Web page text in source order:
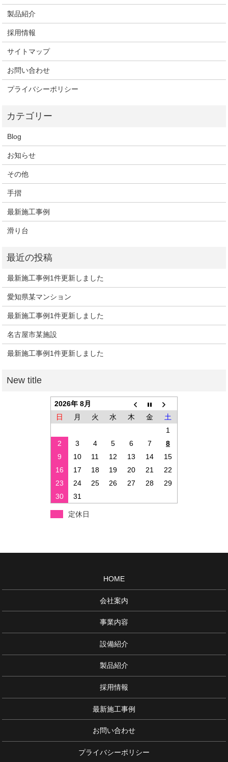
製品紹介
採用情報
サイトマップ
お問い合わせ
プライバシーポリシー
Blog
お知らせ
その他
手摺
最新施工事例
滑り台
最新施工事例1件更新しました
愛知県某マンション
最新施工事例1件更新しました
名古屋市某施設
最新施工事例1件更新しました
2026年 8月
日
月 火 水 木 金
土
1
2
3 4 5 6 7
8
9
10 11 12 13 14
15
16
17 18 19 20 21
22
23
24 25 26 27 28
29
30
31
定休日
HOME
会社案内
事業内容
設備紹介
製品紹介
採用情報
最新施工事例
お問い合わせ
プライバシーポリシー